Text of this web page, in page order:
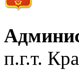
п.г.т.